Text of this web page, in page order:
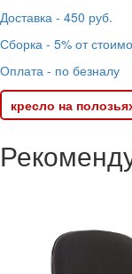
Доставка - 450 руб.
Сборка - 5% от
Оплата - по безналу
кресло на